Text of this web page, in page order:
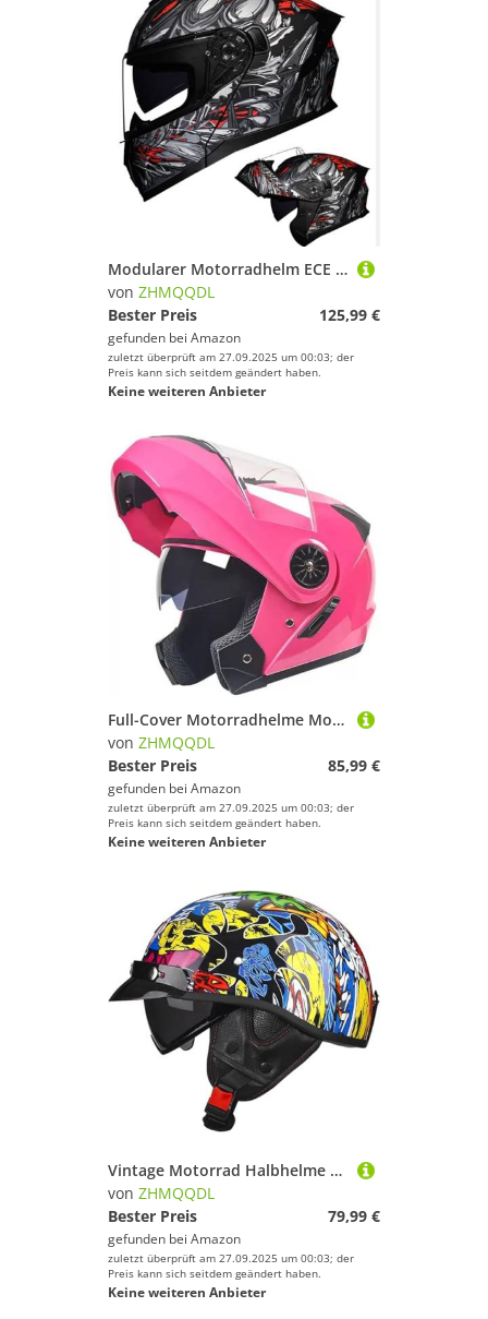
Modularer Motorradhelm ECE Geprüfter Scooter-Integralhelm Integralhelm Für Motorrad-Jet-Scooter ABS-Material Für Damen Herren und Erwachsene Mit Doppelvisier Vier-Jahreszeiten-Helm A,M56~57CM
von ZHMQQDL
Bester Preis
125,99 €
gefunden bei Amazon
zuletzt überprüft am 27.09.2025 um 00:03; der
Preis kann sich seitdem geändert haben.
Keine weiteren Anbieter
Full-Cover Motorradhelme Motorradhelm Mit Doppelvisier Rollerhelm Integralhelm Halbschalenhelm Für City Amp Tour ECE 22.06 Zertifiziert Für Damen und Herren C
von ZHMQQDL
Bester Preis
85,99 €
gefunden bei Amazon
zuletzt überprüft am 27.09.2025 um 00:03; der
Preis kann sich seitdem geändert haben.
Keine weiteren Anbieter
Vintage Motorrad Halbhelme Motorradhelm Mit Visier Jethelm Retro Halbschalenhelm Mit ECE Scooter Moped Rollerhelm Cruiser Chopper Offener Helm Für Erwachsene Damen Herren A2,M57~58CM
von ZHMQQDL
Bester Preis
79,99 €
gefunden bei Amazon
zuletzt überprüft am 27.09.2025 um 00:03; der
Preis kann sich seitdem geändert haben.
Keine weiteren Anbieter